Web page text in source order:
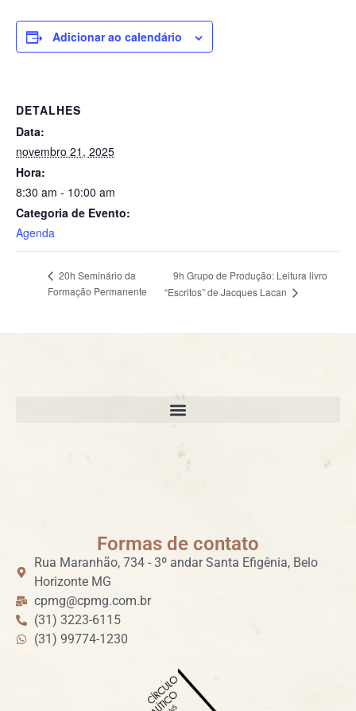
Adicionar ao calendário
DETALHES
Data:
novembro 21, 2025
Hora:
8:30 am - 10:00 am
Categoria de Evento:
Agenda
20h Seminário da
Formação Permanente
9h Grupo de Produção: Leitura livro
“Escritos” de Jacques Lacan
Formas de contato
Rua Maranhão, 734 - 3º andar Santa Efigênia, Belo
Horizonte MG
cpmg@cpmg.com.br
(31) 3223-6115
(31) 99774-1230